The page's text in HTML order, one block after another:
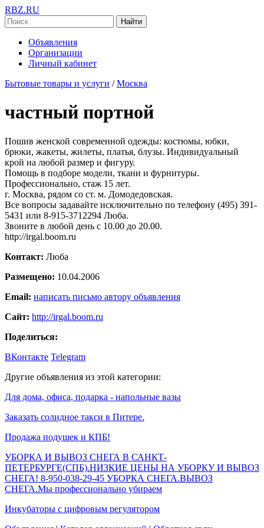
RBZ.RU
Найти
Объявления
Организации
Личный кабинет
Бытовые товары и услуги / Москва
частный портной
Пошив женской современной одежды: костюмы, юбки,
брюки, жакеты, жилеты, платья, блузы. Индивидуальный
крой на любой размер и фигуру.
Помощь в подборе модели, ткани и фурнитуры.
Профессионально, стаж 15 лет.
г. Москва, рядом со ст. м. Домодедовская.
Все вопросы задавайте исключительно по телефону (495) 391-
5431 или 8-915-3712294 Люба.
Звоните в любой день с 10.00 до 20.00.
http://irgal.boom.ru
Контакт: Люба
Размещено: 10.04.2006
Email: написать письмо автору объявления
Сайт: http://irgal.boom.ru
Поделиться:
ВКонтакте Telegram
Другие объявления из этой категории:
Для дома, офиса, подарка - напольные вазы
Заказать солидное такси в Питере.
Продажа подушек и КПБ!
УБОРКА И ВЫВОЗ СНЕГА В САНКТ-
ПЕТЕРБУРГЕ(СПБ).НИЗКИЕ ЦЕНЫ НА УБОРКУ И ВЫВОЗ
СНЕГА! 8-950-038-29-45 УБОРКА СНЕГА.ВЫВОЗ
СНЕГА.Мы профессионально убираем
Инкубаторы с цифровым регулятором